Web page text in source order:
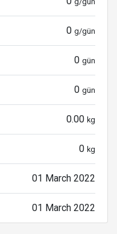
0 g/gün
0 gün
0 gün
0.00 kg
0 kg
01 March 2022
01 March 2022